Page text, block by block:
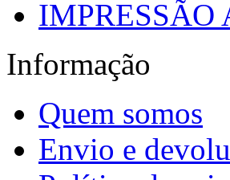
IMPRESSÃO
Informação
Quem somos
Envio e